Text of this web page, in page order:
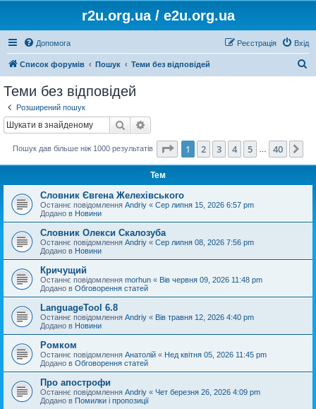
r2u.org.ua / e2u.org.ua
Допомога Вхід
Реєстрація
Список форумів Пошук Теми без відповідей
Теми без відповідей
Розширений пошук
Пошук
Пошук дав більше ніж 1000 результатів Сторінка 1 40
1 2 3 4 5 40
Тем
Словник Євгена Желехівського
Останнє повідомлення Andriy « Сер липня 15, 2026 6:57 pm
Додано в Новини
Словник Олекси Скалозуба
Останнє повідомлення Andriy « Сер липня 08, 2026 7:56 pm
Додано в Новини
Кричущий
Останнє повідомлення morhun « Вів червня 09, 2026 11:48 pm
Додано в Обговорення статей
LanguageTool 6.8
Останнє повідомлення Andriy « Вів травня 12, 2026 4:40 pm
Додано в Новини
Ромком
Останнє повідомлення Анатолій « Нед квітня 05, 2026 11:45 pm
Додано в Обговорення статей
Про апострофи
Останнє повідомлення Andriy « Чет березня 26, 2026 4:09 pm
Додано в Помилки і пропозиції